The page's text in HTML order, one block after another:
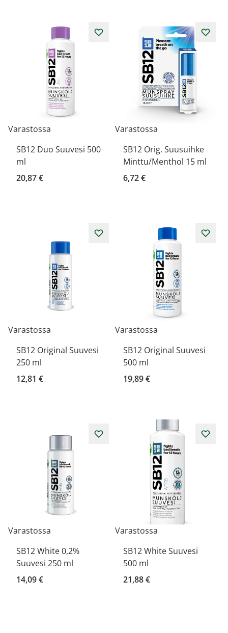
Varastossa
SB12 Duo Suuvesi 500
ml
20,87 €
Varastossa
SB12 Orig. Suusuihke
Minttu/Menthol 15 ml
6,72 €
Varastossa
SB12 Original Suuvesi
250 ml
12,81 €
Varastossa
SB12 Original Suuvesi
500 ml
19,89 €
Varastossa
SB12 White 0,2%
Suuvesi 250 ml
14,09 €
Varastossa
SB12 White Suuvesi
500 ml
21,88 €